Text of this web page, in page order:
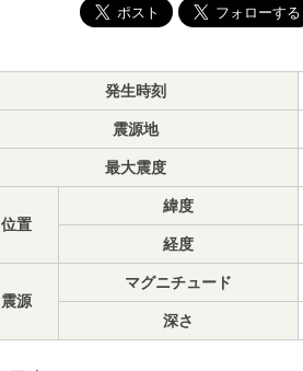
発生時刻
震源地
最大震度
位置
緯度
経度
震源
マグニチュード
深さ